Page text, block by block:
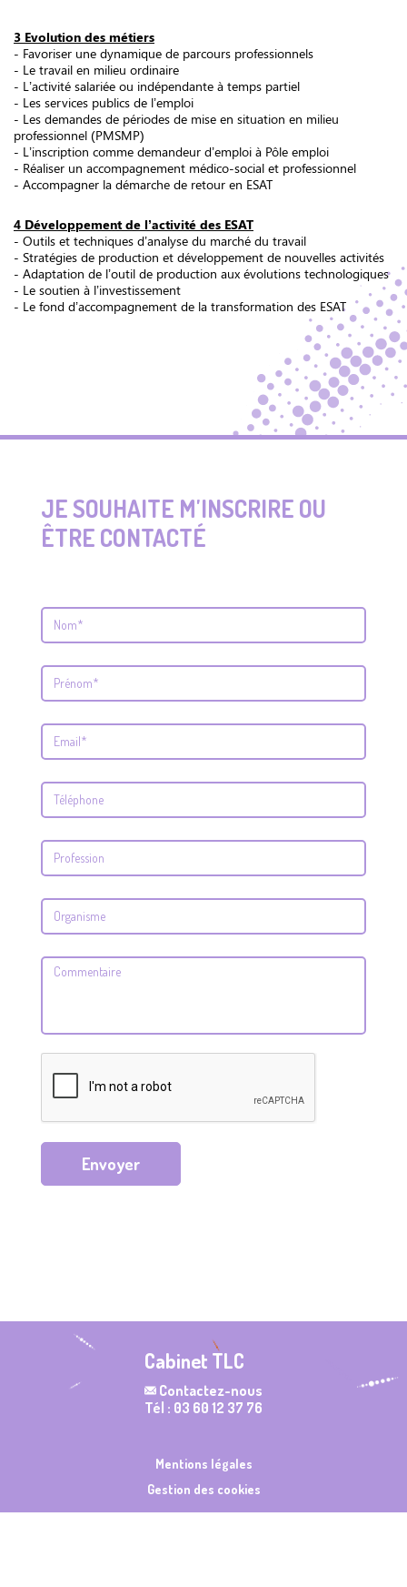
3 Evolution des métiers
- Favoriser une dynamique de parcours professionnels
- Le travail en milieu ordinaire
- L’activité salariée ou indépendante à temps partiel
- Les services publics de l’emploi
- Les demandes de périodes de mise en situation en milieu
professionnel (PMSMP)
- L’inscription comme demandeur d’emploi à Pôle emploi
- Réaliser un accompagnement médico-social et professionnel
- Accompagner la démarche de retour en ESAT
4 Développement de l’activité des ESAT
- Outils et techniques d’analyse du marché du travail
- Stratégies de production et développement de nouvelles activités
- Adaptation de l’outil de production aux évolutions technologiques
- Le soutien à l’investissement
- Le fond d’accompagnement de la transformation des ESAT
JE SOUHAITE M'INSCRIRE OU
ÊTRE CONTACTÉ
Envoyer
Cabinet TLC
Contactez-nous
Tél : 03 60 12 37 76
Mentions légales
Gestion des cookies